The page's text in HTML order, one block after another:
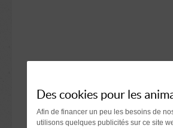
Des cookies pour les
Afin de financer un peu les besoins de
utilisons quelques publicités sur ce site